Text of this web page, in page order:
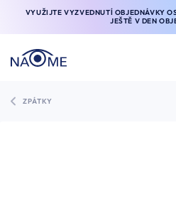
VYUŽIJTE VYZVEDNUTÍ OBJEDNÁVKY
JEŠTĚ V DEN
ZPÁTKY